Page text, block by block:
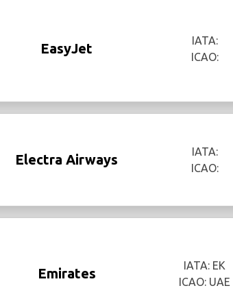
EasyJet
IATA:
ICAO:
Electra Airways
IATA:
ICAO:
Emirates
IATA: EK
ICAO: UAE